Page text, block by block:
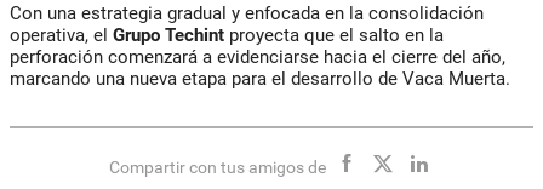
Con una estrategia gradual y enfocada en la consolidación
operativa, el Grupo Techint proyecta que el salto en la
perforación comenzará a evidenciarse hacia el cierre del año,
marcando una nueva etapa para el desarrollo de Vaca Muerta.
Compartir con tus amigos de